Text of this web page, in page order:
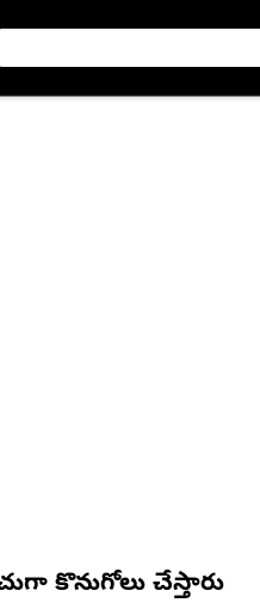
కొనుగోలు చేస్తారు